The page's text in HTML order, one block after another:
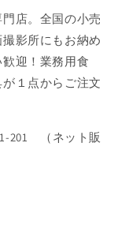
店。全国の小売
影所にもお納め
迎！業務用食
１点からご注文
201 （ネット販